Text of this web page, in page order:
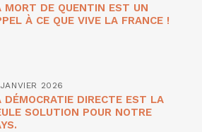
MORT DE QUENTIN EST UN
À CE QUE VIVE LA FRANCE !
2026
DÉMOCRATIE DIRECTE EST LA
SOLUTION POUR NOTRE